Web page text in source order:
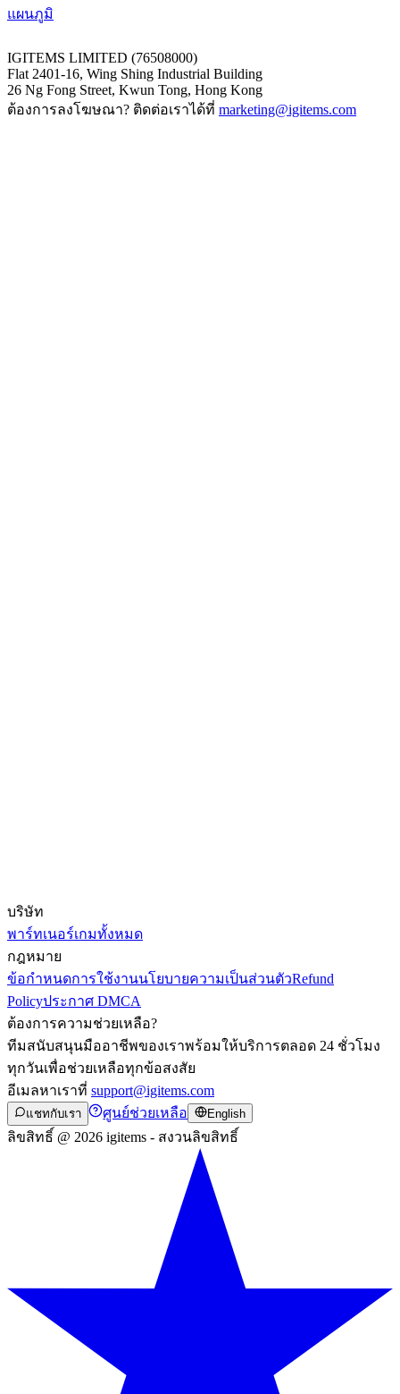
แผนภูมิ
IGITEMS LIMITED (76508000)
Flat 2401-16, Wing Shing Industrial Building
26 Ng Fong Street, Kwun Tong, Hong Kong
ต้องการลงโฆษณา? ติดต่อเราได้ที่ marketing@igitems.com
บริษัท
พาร์ทเนอร์เกมทั้งหมด
กฎหมาย
ข้อกำหนดการใช้งานนโยบายความเป็นส่วนตัวRefund
Policyประกาศ DMCA
ต้องการความช่วยเหลือ?
ทีมสนับสนุนมืออาชีพของเราพร้อมให้บริการตลอด 24 ชั่วโมง
ทุกวันเพื่อช่วยเหลือทุกข้อสงสัย
อีเมลหาเราที่ support@igitems.com
แชทกับเรา ศูนย์ช่วยเหลือ English
ลิขสิทธิ์ @ 2026 igitems - สงวนลิขสิทธิ์